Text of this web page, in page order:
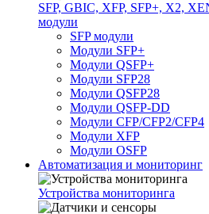
SFP, GBIC, XFP, SFP+, X2,
модули
SFP модули
Модули SFP+
Модули QSFP+
Модули SFP28
Модули QSFP28
Модули QSFP-DD
Модули CFP/CFP2/CFP4
Модули XFP
Модули OSFP
Автоматизация и мониторинг
Устройства мониторинга